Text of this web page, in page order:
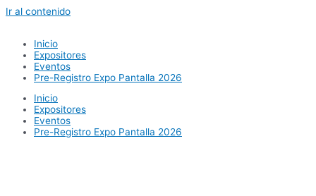
Ir al contenido
Inicio
Expositores
Eventos
Pre-Registro Expo Pantalla 2026
Inicio
Expositores
Eventos
Pre-Registro Expo Pantalla 2026